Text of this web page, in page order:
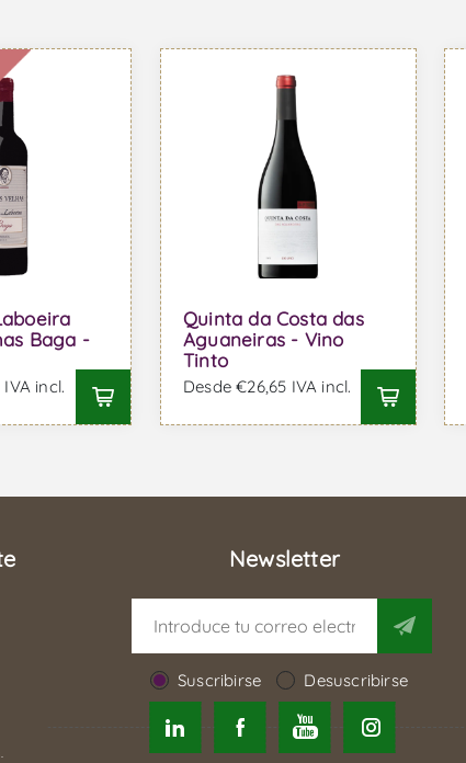
Baga -
IVA incl.
Quinta da Costa das
Aguaneiras - Vino
Tinto
Desde €26,65 IVA incl.
Newsletter
Suscribirse Desuscribirse